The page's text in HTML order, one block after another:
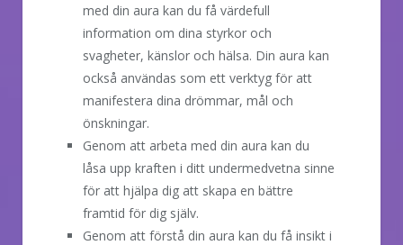
med din aura kan du få värdefull
information om dina styrkor och
svagheter, känslor och hälsa. Din aura kan
också användas som ett verktyg för att
manifestera dina drömmar, mål och
önskningar.
Genom att arbeta med din aura kan du
låsa upp kraften i ditt undermedvetna sinne
för att hjälpa dig att skapa en bättre
framtid för dig själv.
Genom att förstå din aura kan du få insikt i